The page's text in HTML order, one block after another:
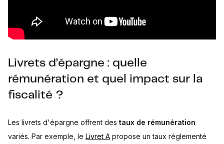
Livrets d’épargne : quelle
rémunération et quel impact sur la
fiscalité ?
Les livrets d'épargne offrent des taux de rémunération
variés. Par exemple, le Livret A propose un taux réglementé